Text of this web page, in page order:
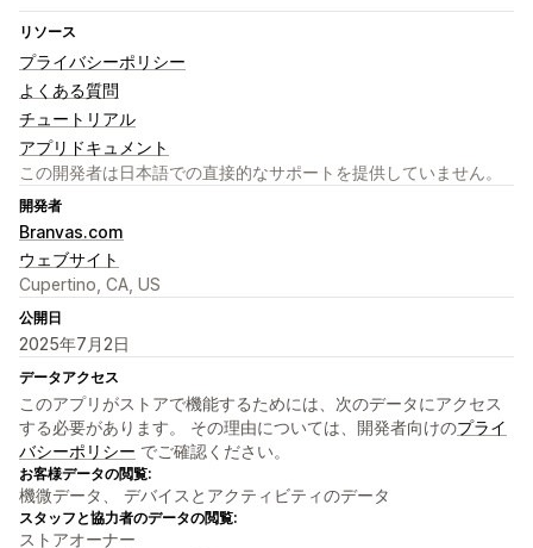
リソース
プライバシーポリシー
よくある質問
チュートリアル
アプリドキュメント
この開発者は日本語での直接的なサポートを提供していません。
開発者
Branvas.com
ウェブサイト
Cupertino, CA, US
公開日
2025年7月2日
データアクセス
このアプリがストアで機能するためには、次のデータにアクセス
する必要があります。 その理由については、開発者向けのプライ
バシーポリシー でご確認ください。
お客様データの閲覧:
機微データ、 デバイスとアクティビティのデータ
スタッフと協力者のデータの閲覧:
ストアオーナー